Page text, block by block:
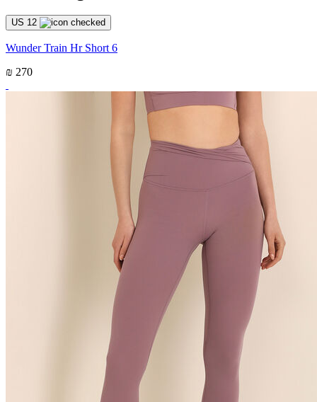
US 12
Wunder Train Hr Short 6
₪ 270